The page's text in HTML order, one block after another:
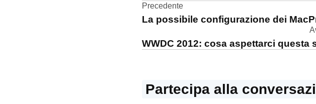
streaming
2012
Navigazione
Precedente
La possibile configurazione dei
WWDC 2012: cosa aspettarci questa
Partecipa alla